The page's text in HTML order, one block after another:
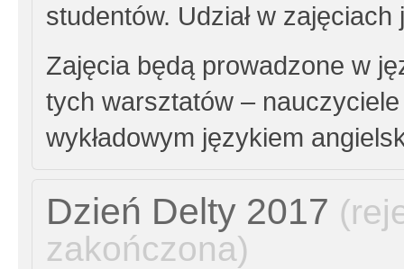
studentów. Udział w
Zajęcia będą prowadzone w
tych warsztatów –
wykładowym językiem
Dzień Delty 2017
zakończona)